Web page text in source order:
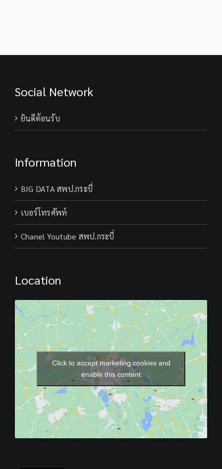
Social Network
ยินดีต้อนรับ
Information
BIG DATA สพป.กระบี่
เบอร์โทรศัพท์
Chanel Youtube สพป.กระบี่
Location
Click to accept marketing cookies and
enable this content